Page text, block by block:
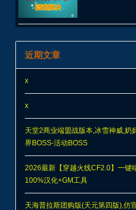
近期文章
x
x
天堂2商业端盟战版本,冰雪神威,奶
界BOSS-活动BOSS
2026最新【穿越火线CF2.0】一键
100%汉化+GM工具
天海普拉斯团购版(天元第四版),仿